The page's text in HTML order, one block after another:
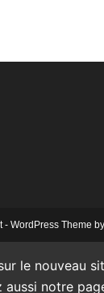
- WordPress Theme
le nouveau
aussi notre